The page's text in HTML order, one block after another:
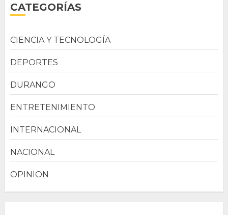
CATEGORÍAS
CIENCIA Y TECNOLOGÍA
DEPORTES
DURANGO
ENTRETENIMIENTO
INTERNACIONAL
NACIONAL
OPINION